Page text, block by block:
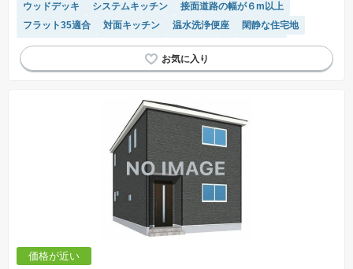
ウッドデッキ システムキッチン
接面道路の幅が６m以上
フラット35適合
対面キッチン 温水洗浄便座
閑静な住宅地
モニター付きインターホン
トイレ2個以上
長期優良住宅
食洗機
陽当り良好 浴室乾燥機
価格が近い